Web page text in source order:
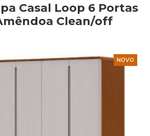
Casal Loop 6 Portas
Clean/off
NOVO